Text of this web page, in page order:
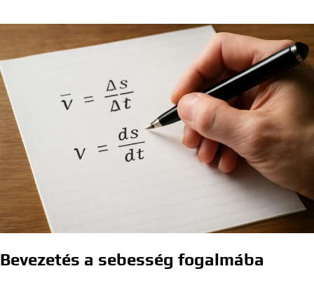
Bevezetés a sebesség fogalmába